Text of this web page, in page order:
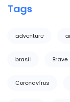
Tags
adventure
brasil Brave
Coronavírus